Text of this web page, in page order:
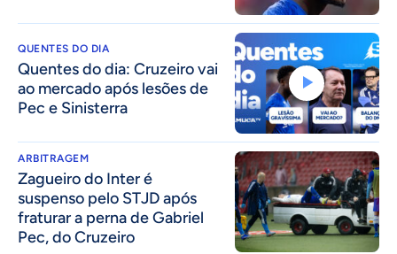
QUENTES DO DIA
Quentes do dia: Cruzeiro vai
ao mercado após lesões de
Pec e Sinisterra
ARBITRAGEM
Zagueiro do Inter é
suspenso pelo STJD após
fraturar a perna de Gabriel
Pec, do Cruzeiro